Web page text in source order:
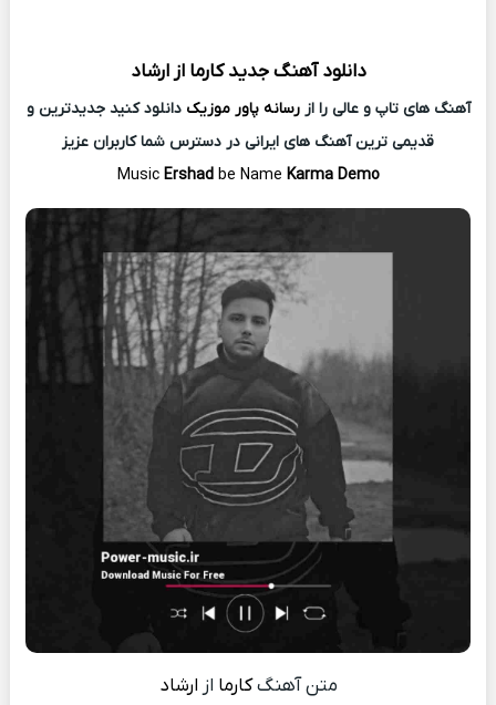
دانلود آهنگ جدید کارما ازارشاد
آهنگ های تاپ و عالی را ازرسانه پاور موزیک دانلود کنید جدیدترین و
قدیمی ترین آهنگ های ایرانی در دسترس شما کاربران عزیز
MusicErshad be Name Karma Demo
متن آهنگکارما از ارشاد